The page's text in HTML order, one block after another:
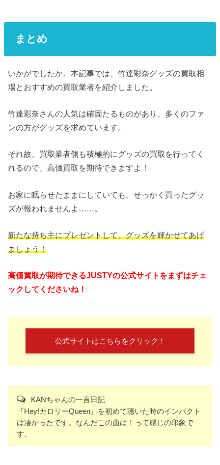
まとめ
いかがでしたか。本記事では、竹達彩奈グッズの買取相
場とおすすめの買取業者を紹介しました。
竹達彩奈さんの人気は確固たるものがあり、多くのファ
ンの方がグッズを求めています。
それ故、買取業者側も積極的にグッズの買取を行ってく
れるので、高価買取を期待できますよ！
お家に眠らせたままにしていても、せっかく買ったグッ
ズが報われませんよ……。
新たな持ち主にプレゼントして、グッズを輝かせてあげ
ましょう！
高価買取が期待できるJUSTYの公式サイトをまずはチェ
ックしてくださいね！
公式サイトはこちらをクリック！
KANちゃんの一言日記
『Hey!カロリーQueen』を初めて聴いた時のインパクト
は凄かったです。なんだこの曲は！って感じの印象で
す。